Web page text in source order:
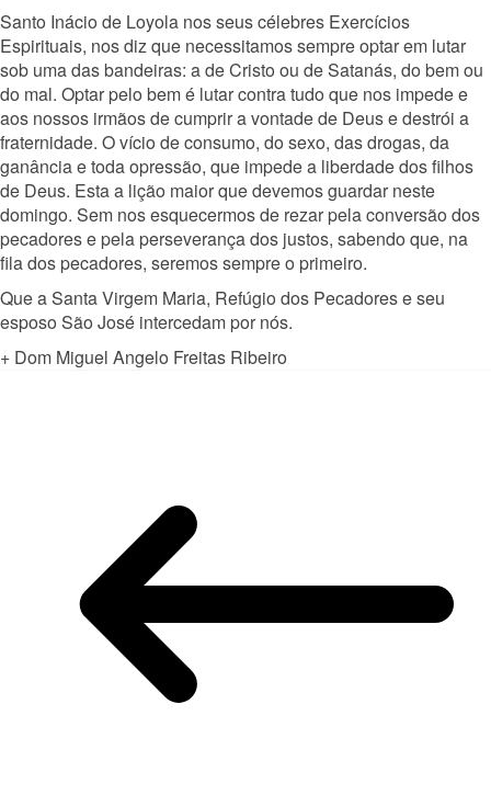
Santo Inácio de Loyola nos seus célebres Exercícios
Espirituais, nos diz que necessitamos sempre optar em lutar
sob uma das bandeiras: a de Cristo ou de Satanás, do bem ou
do mal. Optar pelo bem é lutar contra tudo que nos impede e
aos nossos irmãos de cumprir a vontade de Deus e destrói a
fraternidade. O vício de consumo, do sexo, das drogas, da
ganância e toda opressão, que impede a liberdade dos filhos
de Deus. Esta a lição maior que devemos guardar neste
domingo. Sem nos esquecermos de rezar pela conversão dos
pecadores e pela perseverança dos justos, sabendo que, na
fila dos pecadores, seremos sempre o primeiro.
Que a Santa Virgem Maria, Refúgio dos Pecadores e seu
esposo São José intercedam por nós.
+ Dom Miguel Angelo Freitas Ribeiro